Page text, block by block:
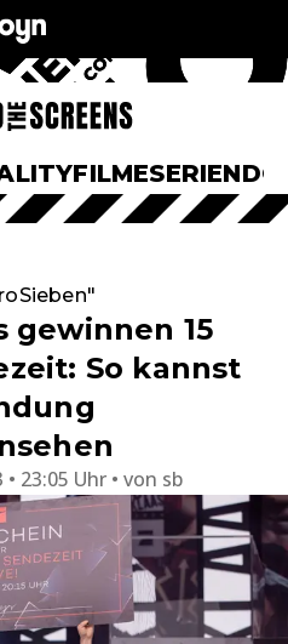
FILMESERIEN
gewinnen 15
So kannst
• 23:05 Uhr von sb